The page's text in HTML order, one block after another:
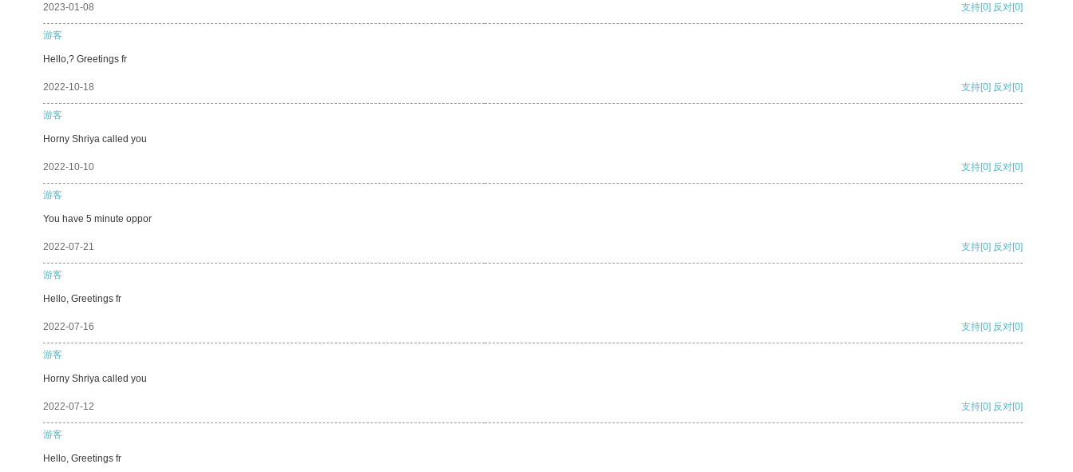
2023-01-08 支持[0] 反对[0]
游客
Hello,? Greetings fr
2022-10-18 支持[0] 反对[0]
游客
Horny Shriya called you
2022-10-10 支持[0] 反对[0]
游客
You have 5 minute oppor
2022-07-21 支持[0] 反对[0]
游客
Hello, Greetings fr
2022-07-16 支持[0] 反对[0]
游客
Horny Shriya called you
2022-07-12 支持[0] 反对[0]
游客
Hello, Greetings fr